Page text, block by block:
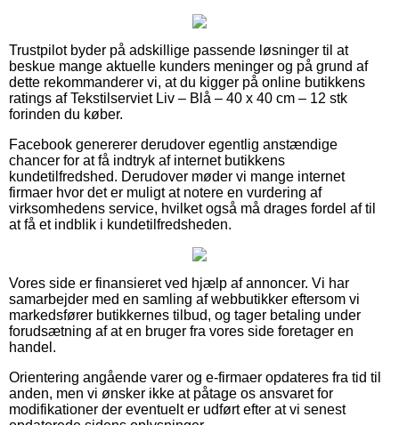
Trustpilot byder på adskillige passende løsninger til at
beskue mange aktuelle kunders meninger og på grund af
dette rekommanderer vi, at du kigger på online butikkens
ratings af Tekstilserviet Liv – Blå – 40 x 40 cm – 12 stk
forinden du køber.
Facebook genererer derudover egentlig anstændige
chancer for at få indtryk af internet butikkens
kundetilfredshed. Derudover møder vi mange internet
firmaer hvor det er muligt at notere en vurdering af
virksomhedens service, hvilket også må drages fordel af til
at få et indblik i kundetilfredsheden.
Vores side er finansieret ved hjælp af annoncer. Vi har
samarbejder med en samling af webbutikker eftersom vi
markedsfører butikkernes tilbud, og tager betaling under
forudsætning af at en bruger fra vores side foretager en
handel.
Orientering angående varer og e-firmaer opdateres fra tid til
anden, men vi ønsker ikke at påtage os ansvaret for
modifikationer der eventuelt er udført efter at vi senest